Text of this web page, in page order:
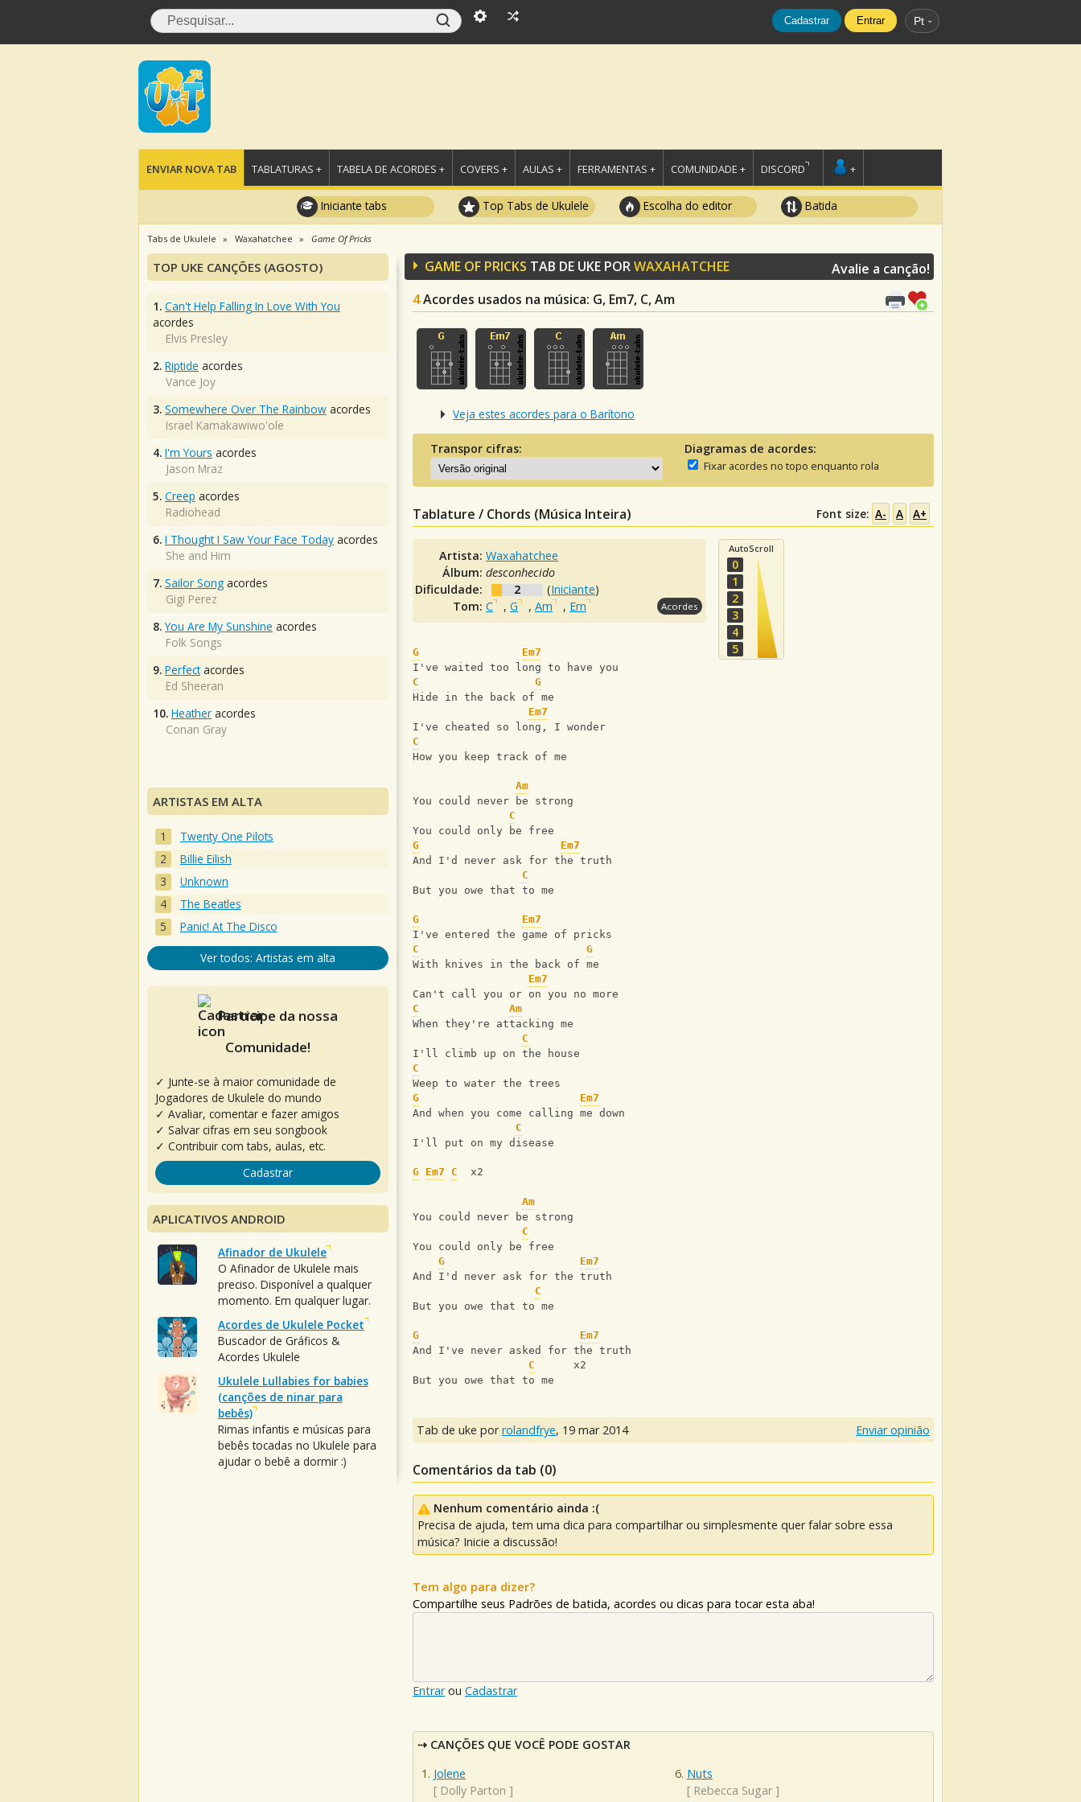
Cadastrar Entrar Pt
ENVIAR NOVA TAB TABLATURAS + TABELA DE ACORDES + COVERS + AULAS + FERRAMENTAS + COMUNIDADE + DISCORD +
Iniciante tabs Top Tabs de Ukulele Escolha do editor Batida
Tabs de Ukulele Waxahatchee Game Of Pricks
GAME OF PRICKS TAB DE UKE PORWAXAHATCHEE
4Acordes usados na música: G, Em7, C, Am
Avalie a canção!
Veja estes acordes para o Barítono
Transpor cifras: Diagramas de acordes:
Fixar acordes no topo enquanto rola
Tablature / Chords (Música Inteira) Font size: A- A A+
Artista:Waxahatchee
Álbum:desconhecido
Dificuldade:
2 (Iniciante)
Tom:C ,G ,Am , Em Acordes
AutoScroll
0
1
2
3
4
5
G
Em7
I've waited too long to have you
C
G
Hide in the back of me
Em7
I've cheated so long, I wonder
C
How you keep track of me
Am
You could never be strong
C
You could only be free
G
Em7
And I'd never ask for the truth
C
But you owe that to me
G
Em7
I've entered the game of pricks
C
G
With knives in the back of me
Em7
Can't call you or on you no more
C
Am
When they're attacking me
C
I'll climb up on the house
C
Weep to water the trees
G
Em7
And when you come calling me down
C
I'll put on my disease
G Em7 C
  x2
Am
You could never be strong
C
You could only be free
G
Em7
And I'd never ask for the truth
C
But you owe that to me
G
Em7
And I've never asked for the truth
C
      x2
But you owe that to me
Tab de uke porrolandfrye, 19 mar 2014 Enviar opinião
Comentários da tab (0)
Nenhum comentário ainda :(
Precisa de ajuda, tem uma dica para compartilhar ou simplesmente quer falar sobre essa
música? Inicie a discussão!
Tem algo para dizer?
Compartilhe seus Padrões de batida, acordes ou dicas para tocar esta aba!
Entrarou Cadastrar
CANÇÕES QUE VOCÊ PODE GOSTAR
Jolene
[ Dolly Parton ]
Nuts
[ Rebecca Sugar]
TOP UKE CANÇÕES (AGOSTO)
1. Can't Help Falling In Love With You
acordes
Elvis Presley
2. Riptide acordes
Vance Joy
3. Somewhere Over The Rainbow acordes
Israel Kamakawiwo'ole
4. I'm Yours acordes
Jason Mraz
5. Creep acordes
Radiohead
6. I Thought I Saw Your Face Today acordes
She and Him
7. Sailor Song acordes
Gigi Perez
8. You Are My Sunshine acordes
Folk Songs
9. Perfectacordes
Ed Sheeran
10. Heather acordes
Conan Gray
ARTISTAS EM ALTA
Twenty One Pilots
Billie Eilish
Unknown
The Beatles
Panic! At The Disco
Ver todos: Artistas em alta
Participe da nossa
Comunidade!
✓ Junte-se à maior comunidade de
Jogadores de Ukulele do mundo
✓ Avaliar, comentar e fazer amigos
✓ Salvar cifras em seu songbook
✓ Contribuir com tabs, aulas, etc.
Cadastrar
APLICATIVOS ANDROID
Afinador de Ukulele
O Afinador de Ukulele mais
preciso. Disponível a qualquer
momento. Em qualquer lugar.
Acordes de Ukulele Pocket
Buscador de Gráficos &
Acordes Ukulele
Ukulele Lullabies for babies
(canções de ninar para
bebês)
Rimas infantis e músicas para
bebês tocadas no Ukulele para
ajudar o bebê a dormir :)